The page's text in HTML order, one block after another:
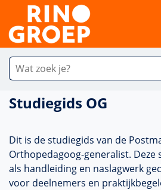
Studiegids OG
Dit is de studiegids van de
Orthopedagoog-generalist. Deze
als handleiding en naslagwerk
voor deelnemers en